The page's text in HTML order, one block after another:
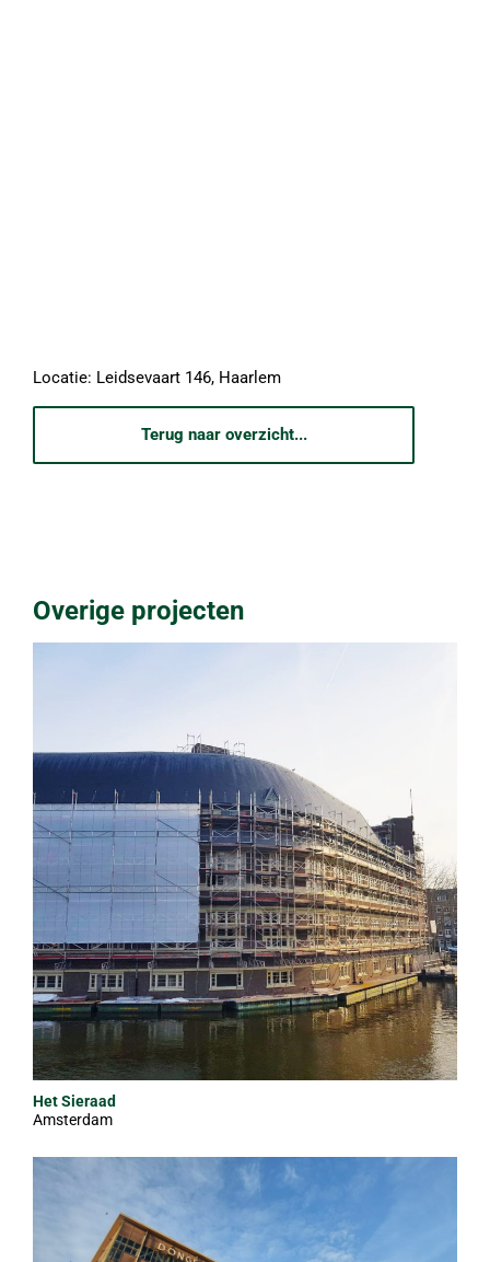
Locatie: Leidsevaart 146, Haarlem
Terug naar overzicht...
Overige projecten
Het Sieraad
Amsterdam